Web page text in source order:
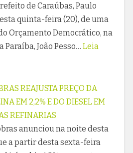
de Caraúbas, Paulo
quinta-feira (20), de uma
Orçamento Democrático, na
João Pesso… Leia
REAJUSTA PREÇO DA
EM 2,2% E DO DIESEL EM
REFINARIAS
anunciou na noite desta
a partir desta sexta-feira